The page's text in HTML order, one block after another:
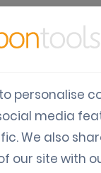
personalise
media
We also
our site with